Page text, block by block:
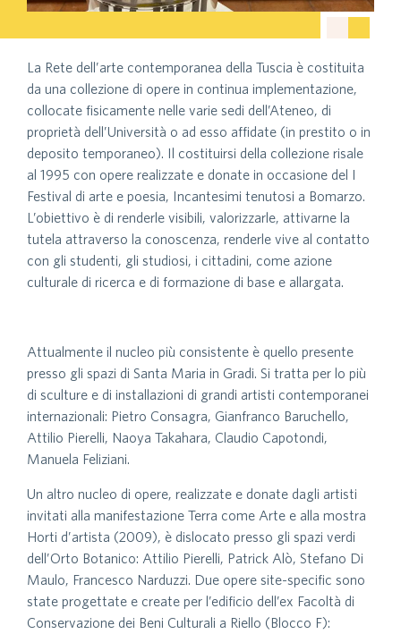
La Rete dell’arte contemporanea della Tuscia è costituita
da una collezione di opere in continua implementazione,
collocate fisicamente nelle varie sedi dell’Ateneo, di
proprietà dell’Università o ad esso affidate (in prestito o in
deposito temporaneo). Il costituirsi della collezione risale
al 1995 con opere realizzate e donate in occasione del I
Festival di arte e poesia, Incantesimi tenutosi a Bomarzo.
L’obiettivo è di renderle visibili, valorizzarle, attivarne la
tutela attraverso la conoscenza, renderle vive al contatto
con gli studenti, gli studiosi, i cittadini, come azione
culturale di ricerca e di formazione di base e allargata.
Attualmente il nucleo più consistente è quello presente
presso gli spazi di Santa Maria in Gradi. Si tratta per lo più
di sculture e di installazioni di grandi artisti contemporanei
internazionali: Pietro Consagra, Gianfranco Baruchello,
Attilio Pierelli, Naoya Takahara, Claudio Capotondi,
Manuela Feliziani.
Un altro nucleo di opere, realizzate e donate dagli artisti
invitati alla manifestazione Terra come Arte e alla mostra
Horti d’artista (2009), è dislocato presso gli spazi verdi
dell’Orto Botanico: Attilio Pierelli, Patrick Alò, Stefano Di
Maulo, Francesco Narduzzi. Due opere site-specific sono
state progettate e create per l’edificio dell’ex Facoltà di
Conservazione dei Beni Culturali a Riello (Blocco F):